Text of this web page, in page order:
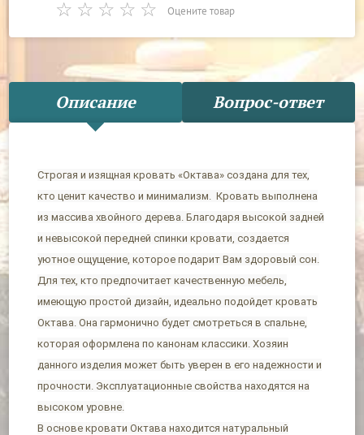
Оцените товар
Описание Вопрос-ответ
Строгая и изящная кровать «Октава» создана для тех,
кто ценит качество и минимализм. Кровать выполнена
из массива хвойного дерева. Благодаря высокой задней
и невысокой передней спинки кровати, создается
уютное ощущение, которое подарит Вам здоровый сон.
Для тех, кто предпочитает качественную мебель,
имеющую простой дизайн, идеально подойдет кровать
Октава. Она гармонично будет смотреться в спальне,
которая оформлена по канонам классики. Хозяин
данного изделия может быть уверен в его надежности и
прочности. Эксплуатационные свойства находятся на
высоком уровне.
В основе кровати Октава находится натуральный